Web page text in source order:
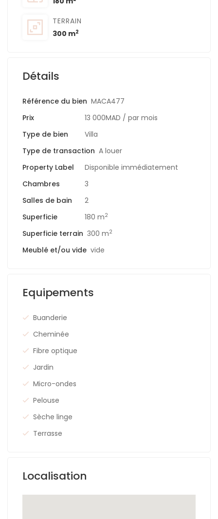
TERRAIN
300 m2
Détails
Référence du bien MACA477
Prix
13 000MAD / par mois
Type de bien
Villa
Type de transaction A louer
Property Label
Disponible immédiatement
Chambres
3
Salles de bain
2
Superficie
180 m2
Superficie terrain 300 m2
Meublé et/ou vide vide
Equipements
Buanderie
Cheminée
Fibre optique
Jardin
Micro-ondes
Pelouse
Sèche linge
Terrasse
Localisation